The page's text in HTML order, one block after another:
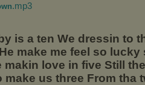
.mp3
is a ten We dressin to
make me feel so lucky
makin love in five Still
make us three From tha